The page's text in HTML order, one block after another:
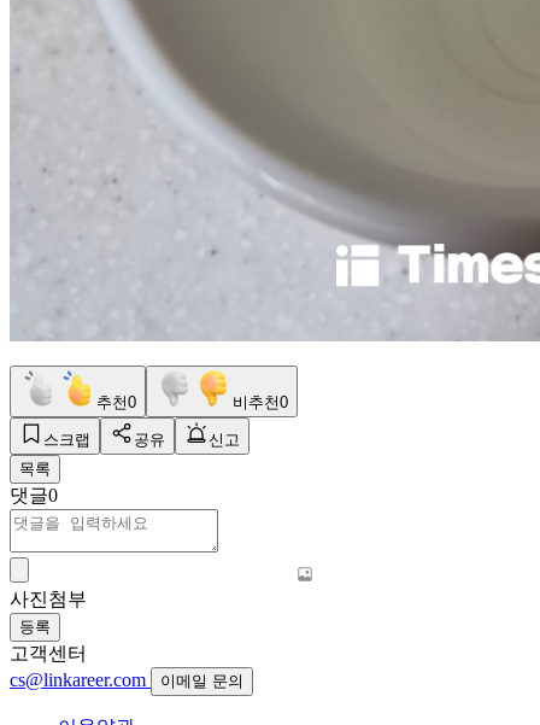
추천0 비추천0
스크랩 공유
신고
목록
댓글0
사진첨부
등록
고객센터
cs@linkareer.com
이메일 문의